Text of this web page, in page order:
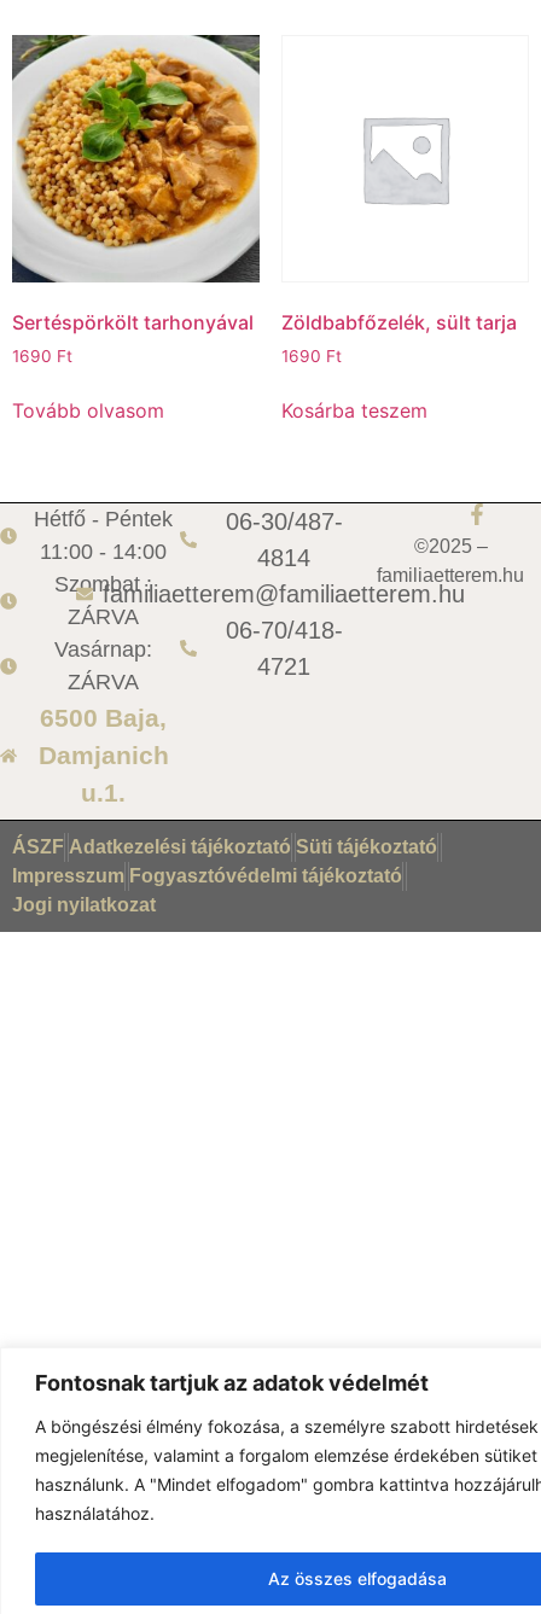
Fontosnak tartjuk az adatok védelmét
A böngészési élmény fokozása, a személyre szabott
megjelenítése, valamint a forgalom elemzése érdekében
használunk. A "Mindet elfogadom" gombra kattintva
használatához.
Az összes elfogadása
Sertéspörkölt tarhonyával
1690 Ft
Tovább olvasom
Zöldbabfőzelék, sült tarja
1690 Ft
Kosárba teszem
Hétfő - Péntek
11:00 - 14:00
Szombat :
ZÁRVA
Vasárnap:
ZÁRVA
6500 Baja,
Damjanich
u.1.
06-30/487-
4814
familiaetterem@familiaetterem.hu
06-70/418-
4721
©2025 –
familiaetterem.hu
ÁSZF Adatkezelési tájékoztató Süti tájékoztató
Impresszum Fogyasztóvédelmi tájékoztató
Jogi nyilatkozat